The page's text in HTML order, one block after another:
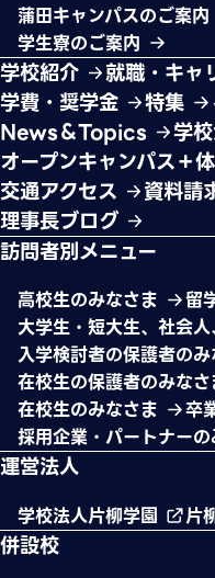
蒲田キャンパスのご案内
学生寮のご案内
学校紹介 就職・キャ
学費・奨学金
特集
News＆Topics
学
オープンキャンパス＋
交通アクセス
資料請
理事長ブログ
訪問者別メニュー
高校生のみなさま
留
大学生・短大生、社会
入学検討者の保護者の
在校生の保護者のみなさ
在校生のみなさま
卒
採用企業・パートナー
運営法人
学校法人片柳学園 片
併設校